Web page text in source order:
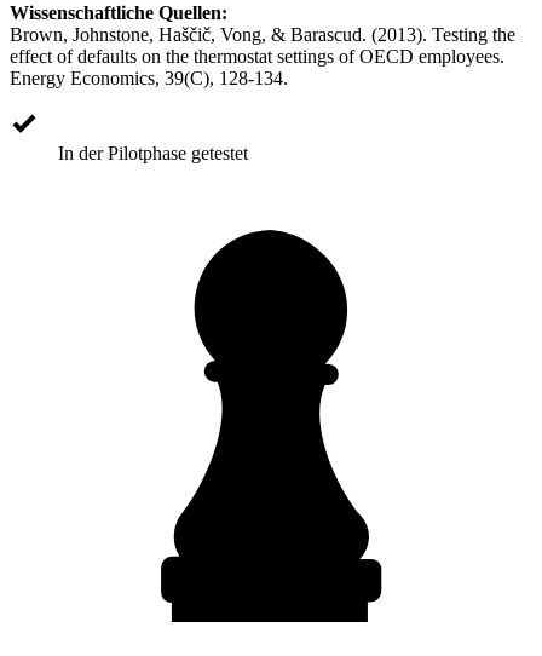
Wissenschaftliche Quellen:
Brown, Johnstone, Haščič, Vong, & Barascud. (2013). Testing the
effect of defaults on the thermostat settings of OECD employees.
Energy Economics, 39(C), 128-134.
In der Pilotphase getestet